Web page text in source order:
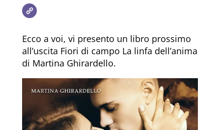
Ecco a voi, vi presento un libro prossimo
all’uscita Fiori di campo La linfa dell’anima
di Martina Ghirardello.